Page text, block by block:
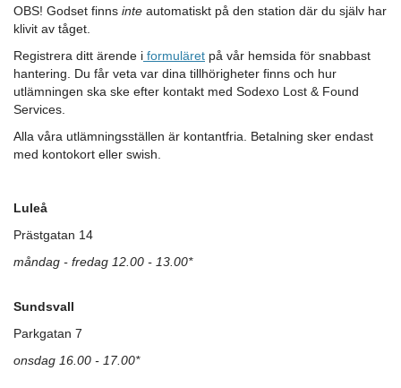
OBS! Godset finns inte automatiskt på den station där du själv har
klivit av tåget.
Registrera ditt ärende i formuläret på vår hemsida för snabbast
hantering. Du får veta var dina tillhörigheter finns och hur
utlämningen ska ske efter kontakt med Sodexo Lost & Found
Services.
Alla våra utlämningsställen är kontantfria. Betalning sker endast
med kontokort eller swish.
Luleå
Prästgatan 14
måndag - fredag 12.00 - 13.00*
Sundsvall
Parkgatan 7
onsdag 16.00 - 17.00*